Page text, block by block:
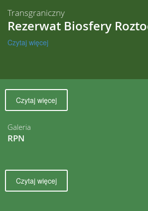
Transgraniczny
Rezerwat Biosfery
Czytaj więcej
Galeria
RPN
Czytaj więcej
Czytaj więcej